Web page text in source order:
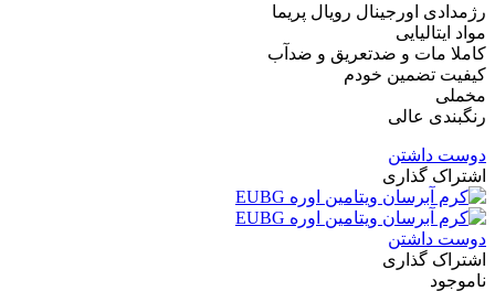
رژمدادی اورجینال رویال پریما
مواد ایتالیایی
کاملا مات و ضدتعریق و ضدآب
کیفیت تضمین خودم
مخملی
رنگبندی عالی
دوست داشتن
اشتراک گذاری
دوست داشتن
اشتراک گذاری
ناموجود